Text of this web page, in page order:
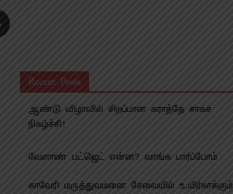
Recent Posts
ஆண்டு விழாவில் சிறப்பான கராத்தே சாகச
நிகழ்ச்சி!
வேளாண் பட்ஜெட் என்ன? வாங்க பார்ப்போம்
காவேரி மருத்துவமனை சேவையில் உயிர்காக்கும்